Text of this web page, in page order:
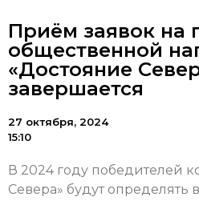
Приём заявок на
общественной
«Достояние
завершается
27 октября, 2024
15:10
В 2024 году победителей
Севера» будут определять